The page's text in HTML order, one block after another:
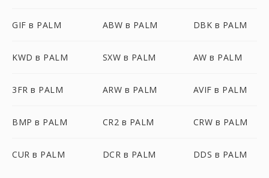
GIF в PALM ABW в PALM DBK в PALM
KWD в PALM SXW в PALM AW в PALM
3FR в PALM ARW в PALM AVIF в PALM
BMP в PALM CR2 в PALM CRW в PALM
CUR в PALM DCR в PALM DDS в PALM